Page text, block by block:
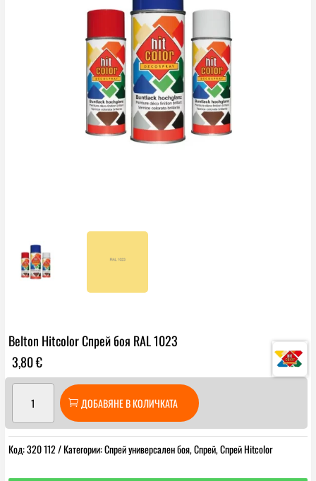
Belton Hitcolor Спрей боя RAL 1023
3,80€
Belton
Hitcolor
Спрей
ДОБАВЯНЕ В КОЛИЧКАТА
Код:320 112 Категории:Спрей универсален боя,Спрей,Спрей Hitcolor